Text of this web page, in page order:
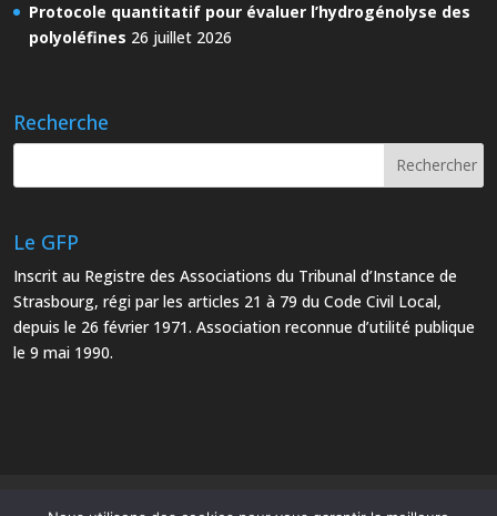
Protocole quantitatif pour évaluer l’hydrogénolyse des
polyoléfines 26 juillet 2026
Recherche
Le GFP
Inscrit au Registre des Associations du Tribunal d’Instance de
Strasbourg, régi par les articles 21 à 79 du Code Civil Local,
depuis le 26 février 1971. Association reconnue d’utilité publique
le 9 mai 1990.